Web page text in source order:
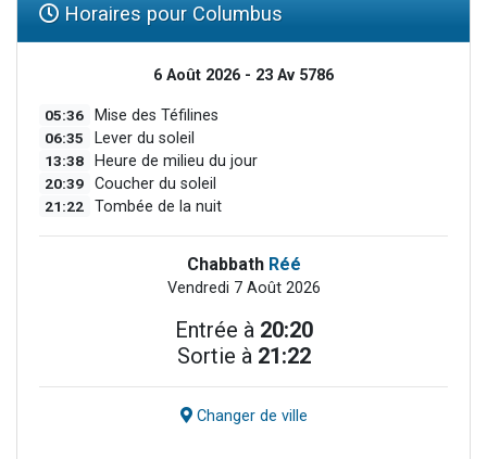
Horaires pour Columbus
6 Août 2026 - 23 Av 5786
05:36 Mise des Téfilines
06:35 Lever du soleil
13:38 Heure de milieu du jour
20:39 Coucher du soleil
21:22 Tombée de la nuit
Chabbath Réé
Vendredi 7 Août 2026
Entrée à 20:20
Sortie à 21:22
Changer de ville